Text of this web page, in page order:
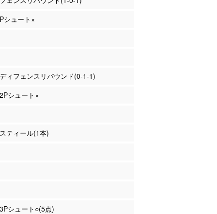
シュート×
ィフェンスリバウンド(0-1-1)
シュート×
ティール(1本)
シュート○(5点)